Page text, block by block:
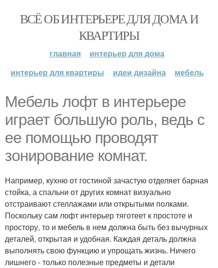
ВСЁ ОБ ИНТЕРЬЕРЕ ДЛЯ ДОМА И
КВАРТИРЫ
главная
интерьер для дома
интерьер для квартиры
идеи дизайна мебель
Мебель лофт в интерьере
играет большую роль, ведь с
ее помощью проводят
зонирование комнат.
Например, кухню от гостиной зачастую отделяет барная
стойка, а спальни от других комнат визуально
отстраивают стеллажами или открытыми полками.
Поскольку сам лофт интерьер тяготеет к простоте и
простору, то и мебель в нем должна быть без вычурных
деталей, открытая и удобная. Каждая деталь должна
выполнять свою функцию и упрощать жизнь. Ничего
лишнего - только полезные предметы и детали